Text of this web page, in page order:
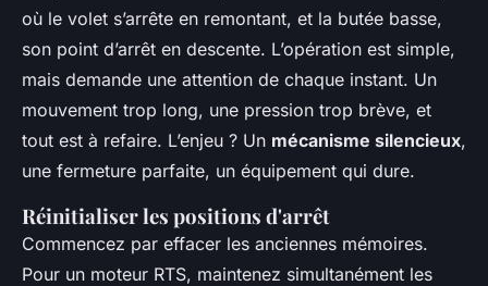
où le volet s’arrête en remontant, et la butée basse,
son point d’arrêt en descente. L’opération est simple,
mais demande une attention de chaque instant. Un
mouvement trop long, une pression trop brève, et
tout est à refaire. L’enjeu ? Un mécanisme silencieux,
une fermeture parfaite, un équipement qui dure.
Réinitialiser les positions d'arrêt
Commencez par effacer les anciennes mémoires.
Pour un moteur RTS, maintenez simultanément les